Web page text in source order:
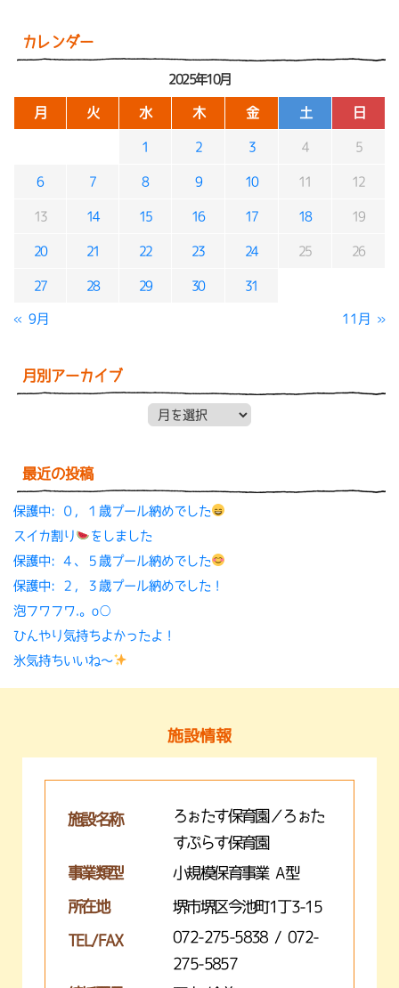
カレンダー
2025年10月
月 火 水 木 金 土 日
1 2 3 4 5
6 7 8 9 10 11 12
13 14 15 16 17 18 19
20 21 22 23 24 25 26
27 28 29 30 31
« 9月 11月 »
月別アーカイブ
最近の投稿
保護中: ０，１歳プール納めでした
スイカ割り
をしました
保護中: ４、５歳プール納めでした
保護中: ２，３歳プール納めでした！
泡フワフワ.。o○
ひんやり気持ちよかったよ！
氷気持ちいいね〜
施設情報
施設名称
ろぉたす保育園／ろぉた
すぷらす保育園
事業類型
小規模保育事業 A型
所在地 堺市堺区今池町1丁3-15
TEL/FAX
072-275-5838 / 072-
275-5857